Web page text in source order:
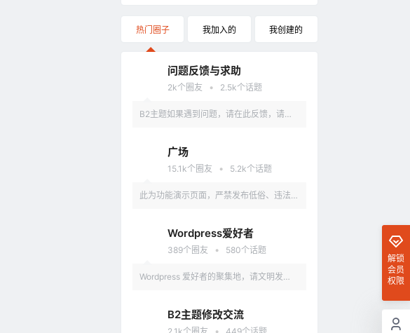
热门圈子 我加入的 我创建的
问题反馈与求助
2k个圈友 • 2.5k个话题
B2主题如果遇到问题，请在此反馈，请具
广场
15.1k个圈友 • 5.2k个话题
此为功能演示页面，严禁发布低俗、违法、
Wordpress爱好者
389个圈友 • 580个话题
Wordpress 爱好者的聚集地，请文明发
B2主题修改交流
解锁
会员
权限